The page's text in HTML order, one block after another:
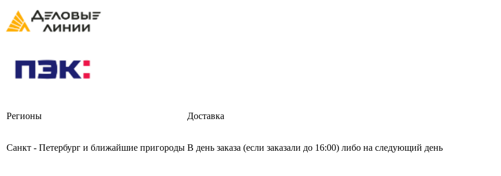
Регионы Доставка
Санкт - Петербург и ближайшие пригороды В день заказа (если заказали до 16:00) либо на следующий день